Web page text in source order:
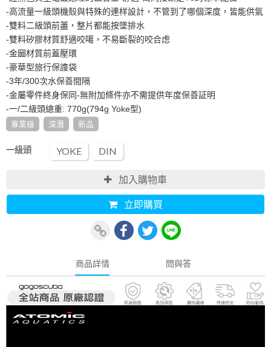
-高流量一級頭機殼與特殊的連样設計，不管到了哪個深度，皆能供氣
-雙料二級頭前藎，整片都能按墜排水
-雙料矽膠材質舒適咬噶，不易斷裂的咬合虑
-金圙材質前蓋壓環
-豪華型旅行保謢袋
-3年/300次水保善間隔
-金屬零件終身保同-無附加條件亦不需提供年度保善証明
-一/二級頭總重: 770g(794g Yoke型)
專業級
深潛 新品
一級頭 YOKE DIN
加入購物車
立即購買
商品詳情 問與答